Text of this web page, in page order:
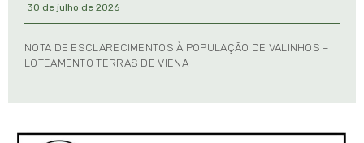
30 de julho de 2026
NOTA DE ESCLARECIMENTOS À POPULAÇÃO DE VALINHOS –
LOTEAMENTO TERRAS DE VIENA